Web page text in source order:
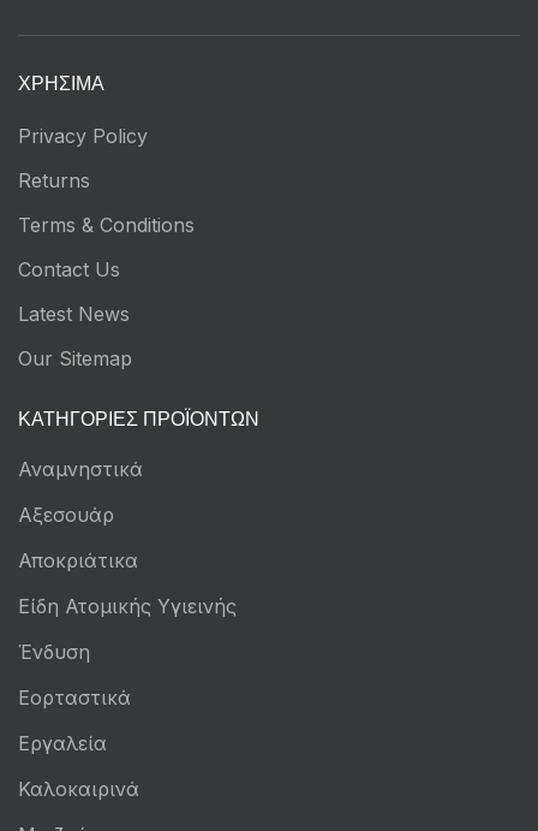
ΧΡΉΣΙΜΑ
Privacy Policy
Returns
Terms & Conditions
Contact Us
Latest News
Our Sitemap
ΚΑΤΗΓΟΡΊΕΣ ΠΡΟΪΌΝΤΩΝ
Αναμνηστικά
Αξεσουάρ
Αποκριάτικα
Είδη Ατομικής Υγιεινής
Ένδυση
Εορταστικά
Εργαλεία
Καλοκαιρινά